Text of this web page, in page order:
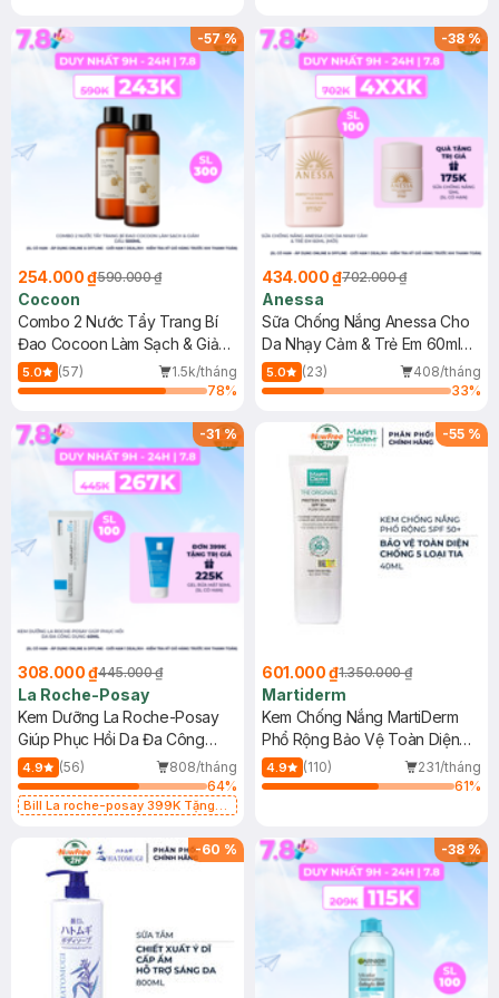
-57%
254.000 ₫590.000 ₫
Cocoon
Combo 2 Nước Tẩy Trang Bí
Đao Cocoon Làm Sạch & Giảm
Dầu 500ml
5.0 (57)
1.5k/tháng
78%
-38%
434.000 ₫702.000 ₫
Anessa
Sữa Chống Nắng Anessa Cho
Da Nhạy Cảm & Trẻ Em 60ml
(Mới)
5.0 (23)
408/tháng
33%
-31%
308.000 ₫445.000 ₫
La Roche-Posay
Kem Dưỡng La Roche-Posay
Giúp Phục Hồi Da Đa Công
Dụng 40ml
4.9 (56)
808/tháng
64%
Bill La roche-posay 399K Tặng
(SL có hạn)
-55 %
601.000 ₫1.350.000 ₫
Martiderm
Kem Chống Nắng MartiDerm
Phổ Rộng Bảo Vệ Toàn Diện
40ml
4.9 (110)
231/tháng
61%
-60 % -38%